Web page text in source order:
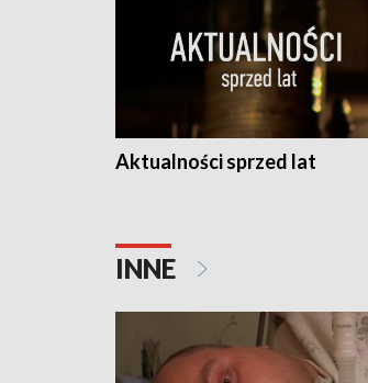
Aktualności sprzed lat
INNE